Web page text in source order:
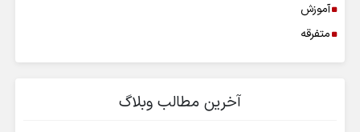
آموزش
متفرقه
آخرین مطالب وبلاگ